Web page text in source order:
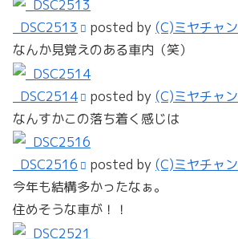
_DSC2513 posted by (C)ミヤチャン
なんか見覚えのある車内（笑）
_DSC2514 posted by (C)ミヤチャン
なんすかこの落ち着く感じは
_DSC2516 posted by (C)ミヤチャン
今年も結構多かったなぁ。
住めそうな車が！！